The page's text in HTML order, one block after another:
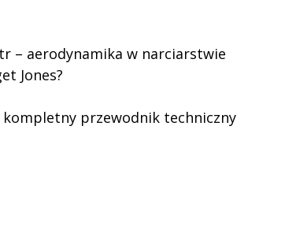
– aerodynamika w narciarstwie
Jones?
przewodnik techniczny